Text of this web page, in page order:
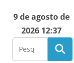
9 de agosto de
2026 12:37